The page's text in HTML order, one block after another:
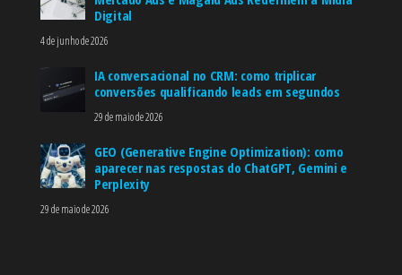
Digital
4 de junho de 2026
IA conversacional no CRM: como triplicar
conversões qualificando leads em segundos
29 de maio de 2026
GEO (Generative Engine Optimization): como
aparecer nas respostas do ChatGPT, Gemini e
Perplexity
29 de maio de 2026